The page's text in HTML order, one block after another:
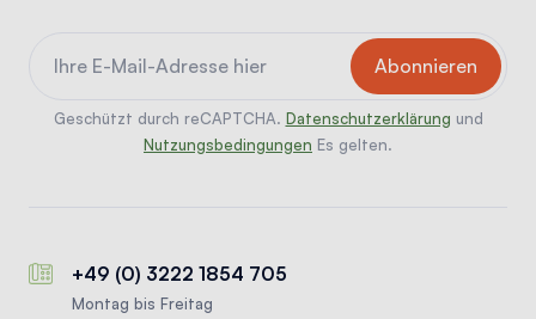
Geschützt durch reCAPTCHA. Datenschutzerklärung und
Nutzungsbedingungen Es gelten.
+49 (0) 3222 1854 705
Montag bis Freitag